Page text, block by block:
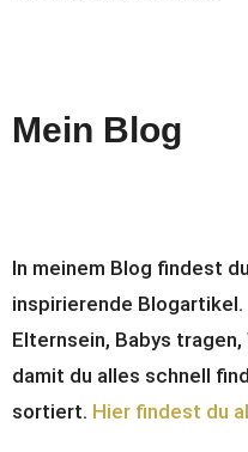
Mein Blog
In meinem Blog findest
inspirierende Blogartikel.
Elternsein, Babys
damit du alles schnell
sortiert. Hier findest du